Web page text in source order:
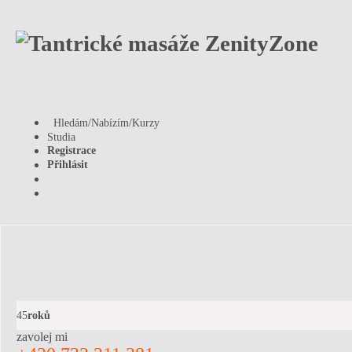
Hledám/Nabízím/Kurzy
Studia
Registrace
Přihlásit
45roků
zavolej mi